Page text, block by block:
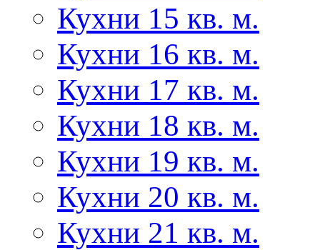
Кухни 15 кв. м.
Кухни 16 кв. м.
Кухни 17 кв. м.
Кухни 18 кв. м.
Кухни 19 кв. м.
Кухни 20 кв. м.
Кухни 21 кв. м.